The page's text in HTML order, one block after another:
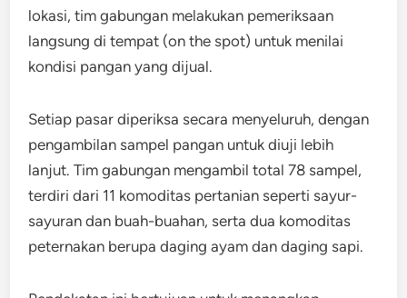
lokasi, tim gabungan melakukan pemeriksaan
langsung di tempat (on the spot) untuk menilai
kondisi pangan yang dijual.
Setiap pasar diperiksa secara menyeluruh, dengan
pengambilan sampel pangan untuk diuji lebih
lanjut. Tim gabungan mengambil total 78 sampel,
terdiri dari 11 komoditas pertanian seperti sayur-
sayuran dan buah-buahan, serta dua komoditas
peternakan berupa daging ayam dan daging sapi.